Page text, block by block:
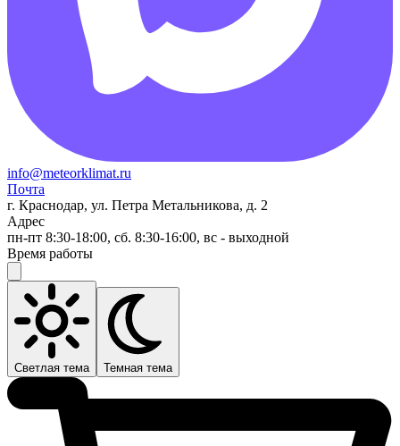
info@meteorklimat.ru
Почта
г. Краснодар, ул. Петра Метальникова, д. 2
Адрес
пн-пт 8:30-18:00, сб. 8:30-16:00, вс - выходной
Время работы
Светлая тема Темная тема